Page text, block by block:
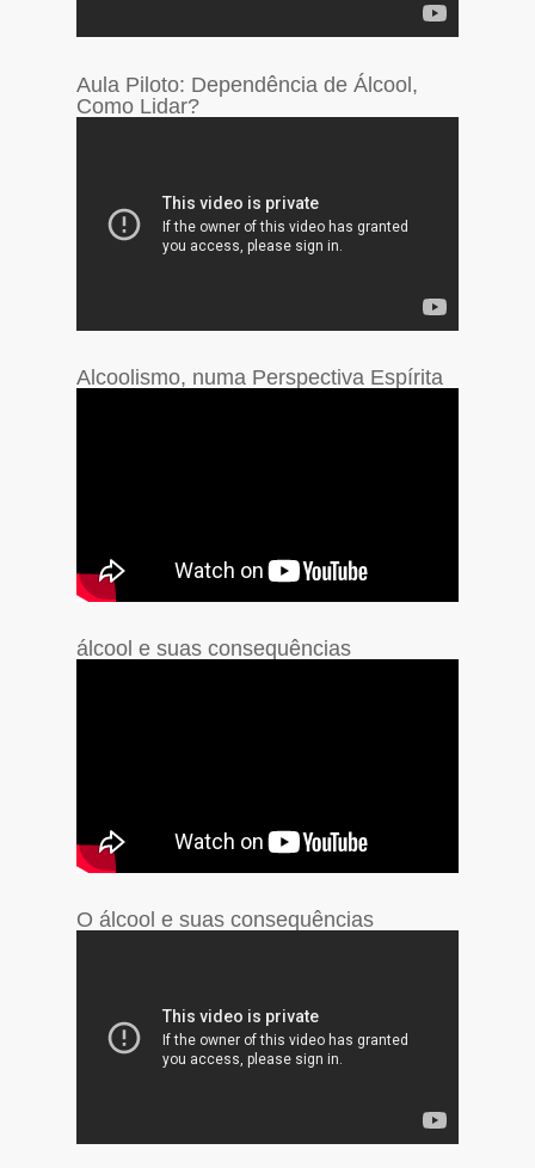
Aula Piloto: Dependência de Álcool,
Como Lidar?
Alcoolismo, numa Perspectiva Espírita
álcool e suas consequências
O álcool e suas consequências